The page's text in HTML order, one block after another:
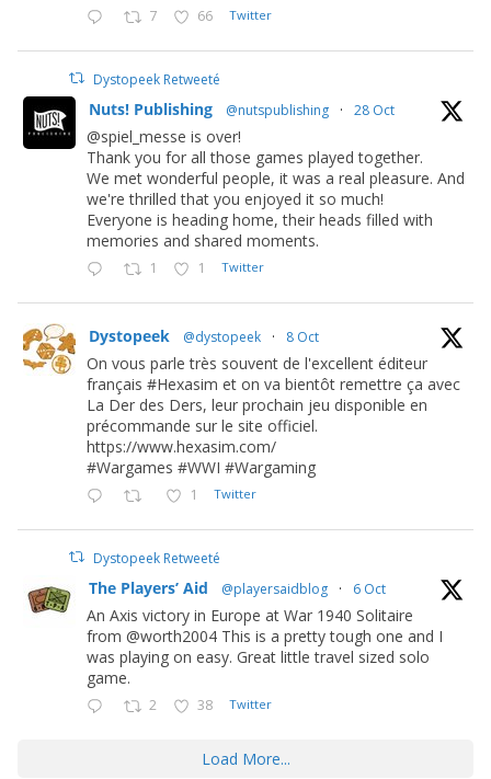
7 66 Twitter
Dystopeek Retweeté
Nuts! Publishing @nutspublishing · 28 Oct
@spiel_messe is over!
Thank you for all those games played together.
We met wonderful people, it was a real pleasure. And
we're thrilled that you enjoyed it so much!
Everyone is heading home, their heads filled with
memories and shared moments.
1 1 Twitter
Dystopeek @dystopeek · 8 Oct
On vous parle très souvent de l'excellent éditeur
français #Hexasim et on va bientôt remettre ça avec
La Der des Ders, leur prochain jeu disponible en
précommande sur le site officiel.
https://www.hexasim.com/
#Wargames #WWI #Wargaming
1 Twitter
Dystopeek Retweeté
The Players’ Aid @playersaidblog · 6 Oct
An Axis victory in Europe at War 1940 Solitaire
from @worth2004 This is a pretty tough one and I
was playing on easy. Great little travel sized solo
game.
2 38 Twitter
Load More...